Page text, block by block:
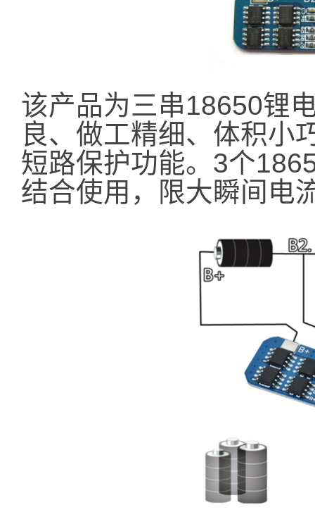
该产品为三串18650锂
良、做工精细、体积小
短路保护功能。3个
结合使用，限大瞬间电